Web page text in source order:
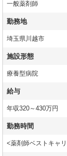
一般薬剤師
勤務地
埼玉県川越市
施設形態
療養型病院
給与
年収320～430万円
勤務時間
<薬剤師ベストキャ